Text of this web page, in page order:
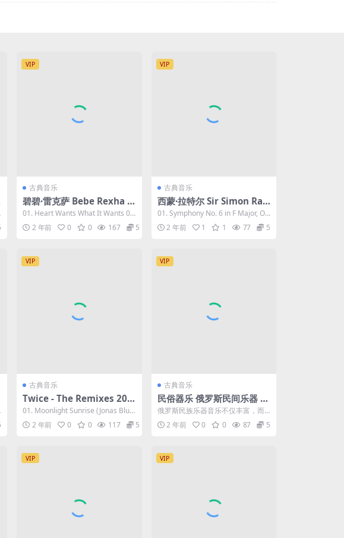
VIP
古典音乐
碧碧·雷克萨 Bebe Rexha -
Bebe 2023 [24Bit/44.1kH
z] [Hi-Res Flac 444MB]
01. Heart Wants What It Wants 0
2. Miracl...
2 年前 0 0 167 5
VIP
古典音乐
西蒙·拉特尔 Sir Simon Rat
tle - Hi-Res Masters 2023
[24Bit/96kHz] [Hi-Res Fla
c 3.06GB]
01. Symphony No. 6 in F Major, O
p. 68 "P...
2 年前 1 1 77 5
VIP
古典音乐
Twice - The Remixes 202
3 [24bit/48kHz] [Hi-Res Fl
ac 281MB]
01. Moonlight Sunrise (Jonas Blue
remix)...
2 年前 0 0 117 5
VIP
古典音乐
民俗器乐 俄罗斯民间乐器 R
ussian Folk Musical Instr
uments (1969) [24Bit/96
kHz] [Hi-Res Flac 1.69GB]
俄罗斯民族乐器音乐不仅丰富，而
且种类繁多。通过基辅和弗拉基米
尔古代大教堂的壁画和...
2 年前 0 0 87 5
VIP VIP